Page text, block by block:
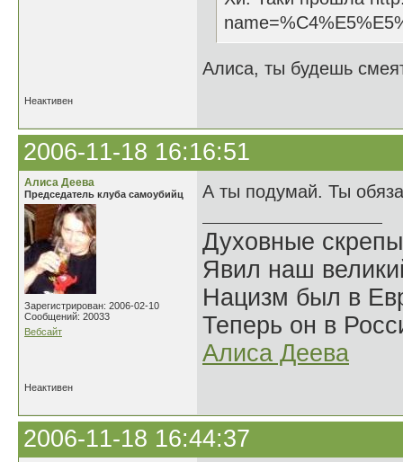
Алиса, ты будешь
Неактивен
2006-11-18 16:16:51
Алиса Деева
Председатель клуба самоубийц
Зарегистрирован: 2006-02-10
Сообщений: 20033
Вебсайт
А ты подумай. Ты
Духовные
Явил наш
Нацизм был в
Теперь он в
Алиса Деева
Неактивен
2006-11-18 16:44:37